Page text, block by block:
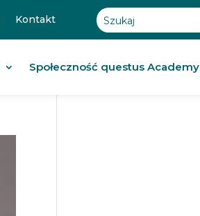
Kontakt
Społeczność questus Academy